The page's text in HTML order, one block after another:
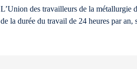
L’Union des travailleurs de la métallurgie
de la durée du travail de 24 heures par an,